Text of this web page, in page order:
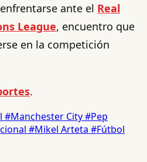
ante el Real
League, encuentro que
en la competición
.
#Manchester City#Pep
#Mikel Arteta #Fútbol